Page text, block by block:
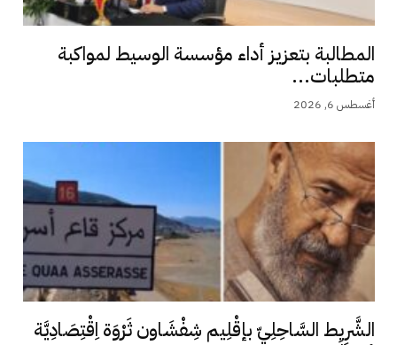
المطالبة بتعزيز أداء مؤسسة الوسيط لمواكبة
متطلبات...
أغسطس 6, 2026
الشَّرِيط السَّاحِلِيّ بإقْلِيم شِفْشَاون ثَرْوَة اِقْتِصَادِيَّة